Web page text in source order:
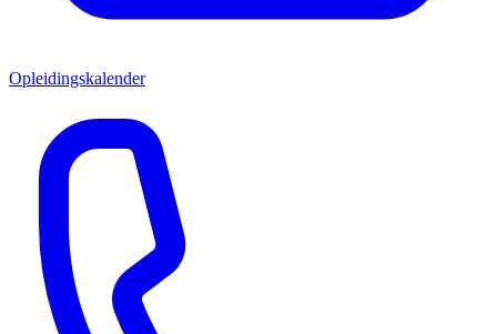
Opleidingskalender